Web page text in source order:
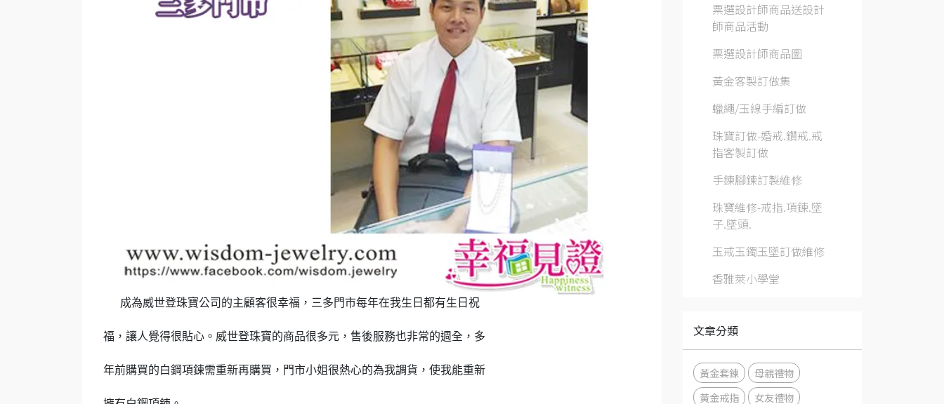
成為威世登珠寶公司的主顧客很幸福，三多門市每年在我生 日都有生日祝
福，讓人覺得很貼心。威世登珠寶的商品很多元，售後服務也非常的週全，多
年前購買的白鋼項鍊需重新再購買，門市小姐很熱心的為我調貨，使我能重新
票選設計師商品送設計
師商品活動
票選設計師商品圖
黃金客製訂做集
蠟繩/玉線手編訂做
珠寶訂做-婚戒.鑽戒.戒
指客製訂做
手鍊腳鍊訂製維修
珠寶維修-戒指.項鍊.墜
子.墜頭.
玉戒玉鐲玉墜訂做維修
香雅萊小學堂
文章分類
黃金套鍊
母親禮物
黃金戒指
女友禮物